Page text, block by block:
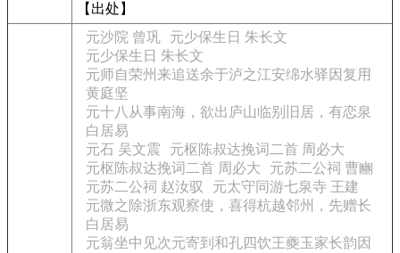
【出处】
元沙院 曾巩
元少保生日 朱长文
元少保生日 朱长文
元师自荣州来追送余于泸之江安绵水驿因复用
黄庭坚
元十八从事南海，欲出庐山临别旧居，有恋泉
白居易
元石 吴文震
元枢陈叔达挽词二首 周必大
元枢陈叔达挽词二首 周必大
元苏二公祠 曹豳
元苏二公祠 赵汝驭
元太守同游七泉寺 王建
元微之除浙东观察使，喜得杭越邻州，先赠长
白居易
元翁坐中见次元寄到和孔四饮王夔玉家长韵因